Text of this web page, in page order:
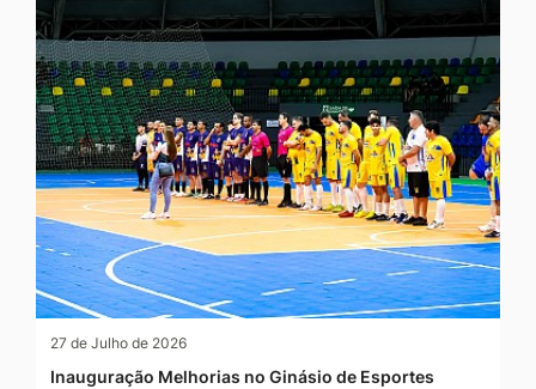
27 de Julho de 2026
Inauguração Melhorias no Ginásio de Esportes